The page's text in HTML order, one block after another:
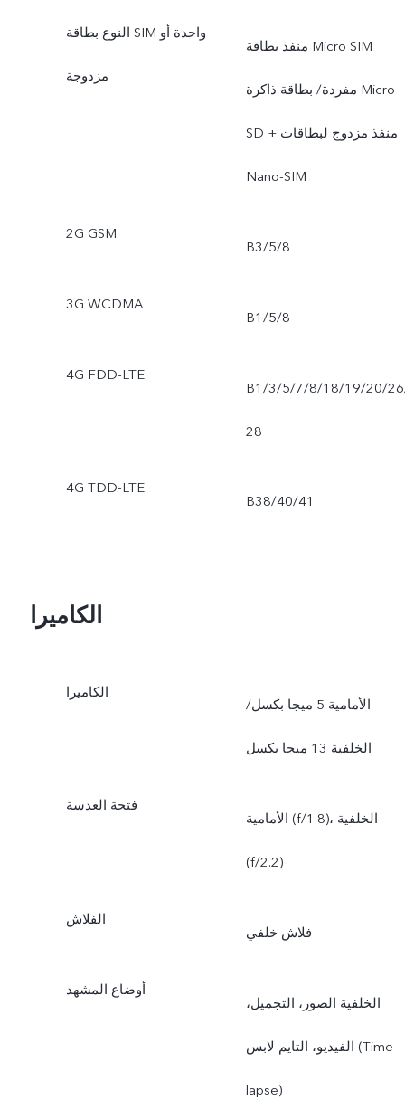
النوع بطاقة SIM واحدة أو
مزدوجة
منفذ بطاقة Micro SIM
مفردة/ بطاقة ذاكرة Micro
SD + منفذ مزدوج لبطاقات
Nano-SIM
2G GSM
B3/5/8
3G WCDMA
B1/5/8
4G FDD-LTE
B1/3/5/7/8/18/19/20/
28
4G TDD-LTE
B38/40/41
الكاميرا
الكاميرا
الأمامية 5 ميجا بكسل/
الخلفية 13 ميجا بكسل
فتحة العدسة
الأمامية (f/1.8)، الخلفية
(f/2.2)
الفلاش
فلاش خلفي
أوضاع المشهد
الخلفية الصور، التجميل،
الفيديو، التايم لابس (Time-
lapse)